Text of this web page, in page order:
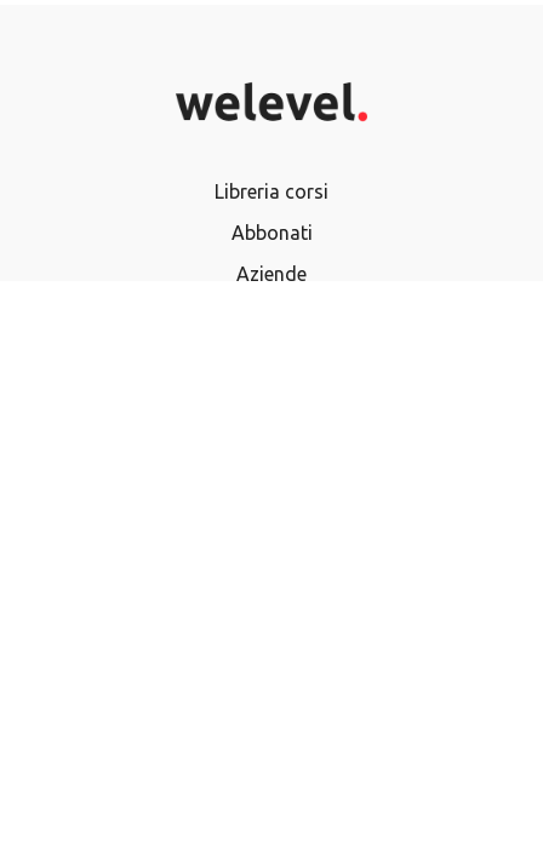
Libreria corsi
Abbonati
Aziende